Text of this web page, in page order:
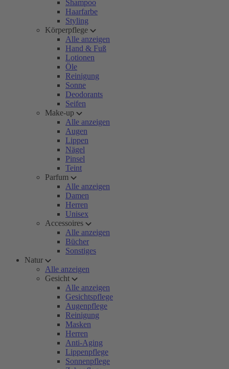
Shampoo
Haarfarbe
Styling
Körperpflege
Alle anzeigen
Hand & Fuß
Lotionen
Öle
Reinigung
Sonne
Deodorants
Seifen
Make-up
Alle anzeigen
Augen
Lippen
Nägel
Pinsel
Teint
Parfum
Alle anzeigen
Damen
Herren
Unisex
Accessoires
Alle anzeigen
Bücher
Sonstiges
Natur
Alle anzeigen
Gesicht
Alle anzeigen
Gesichtspflege
Augenpflege
Reinigung
Masken
Herren
Anti-Aging
Lippenpflege
Sonnenpflege